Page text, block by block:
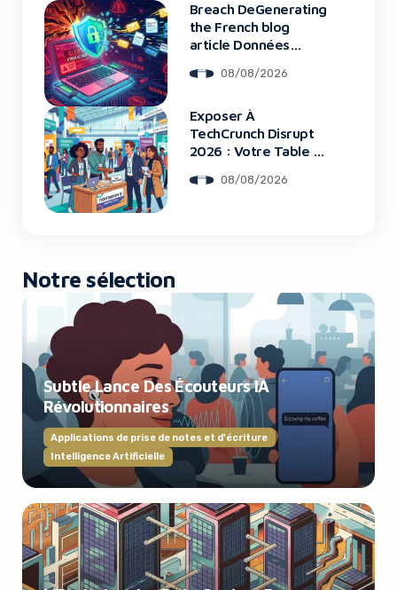
Breach DeGenerating
the French blog
article Données
Les Clients Touchés
08/08/2026
Exposer À
TechCrunch Disrupt
2026 : Votre Table Au
08/08/2026
Notre sélection
Subtle Lance Des Écouteurs IA
Révolutionnaires
Applications de prise de notes et d'écriture
Intelligence Artificielle